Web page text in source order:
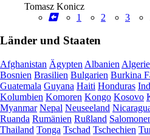
Tomasz Konicz
1
2 3
Länder und Staaten
Afghanistan Ägypten Albanien
Bosnien Brasilien Bulgarien Burkina
Guatemala Guyana Haiti Honduras
Kolumbien Komoren Kongo Kosovo
Myanmar Nepal Neuseeland
Ruanda Rumänien Rußland
Thailand Tonga Tschad Tschechien